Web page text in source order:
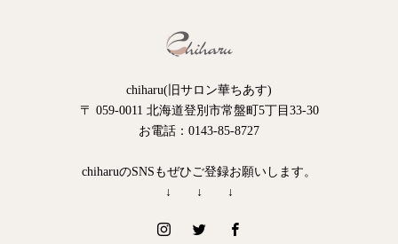
chiharu(旧サロン華ちあす)
〒 059-0011 北海道登別市常盤町5丁目33-30
お電話：0143-85-8727
chiharuのSNSもぜひご登録お願いします。
↓ ↓ ↓